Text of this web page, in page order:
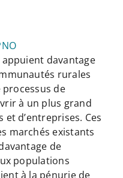
davantage
rurales
de
à un plus grand
d’entreprises. Ces
marchés existants
de
populations
à la pénurie de